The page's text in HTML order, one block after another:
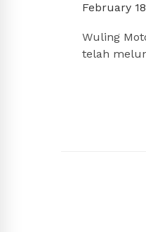
February
Wuling
telah